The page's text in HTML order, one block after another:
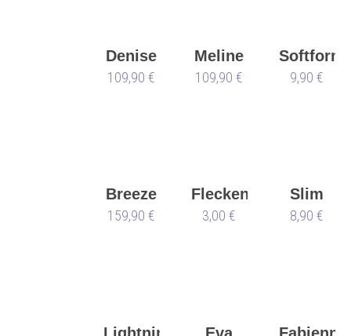
Denise
109,90 €
Meline
109,90 € 9,90 €
Breeze
159,90 €
Flecken
Nueva
3,00 €
Slim
Fit
8,90 €